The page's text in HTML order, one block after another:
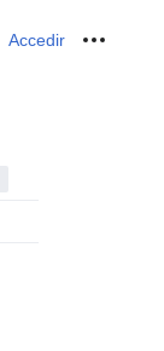
Accedir